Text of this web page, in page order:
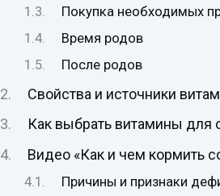
Покупка необходимых
Время родов
После родов
Свойства и источники
Как выбрать витамины для
Видео «Как и чем кормить
Причины и признаки